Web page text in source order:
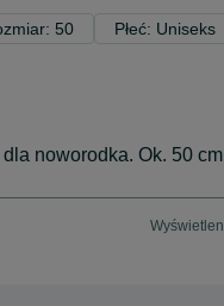
50 Płeć: Uniseks
noworodka. Ok. 50